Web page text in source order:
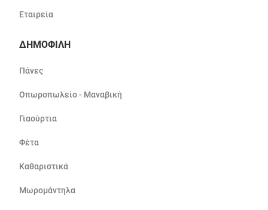
Εταιρεία
ΔΗΜΟΦΙΛΗ
Πάνες
Οπωροπωλείο - Μαναβική
Γιαούρτια
Φέτα
Καθαριστικά
Μωρομάντηλα